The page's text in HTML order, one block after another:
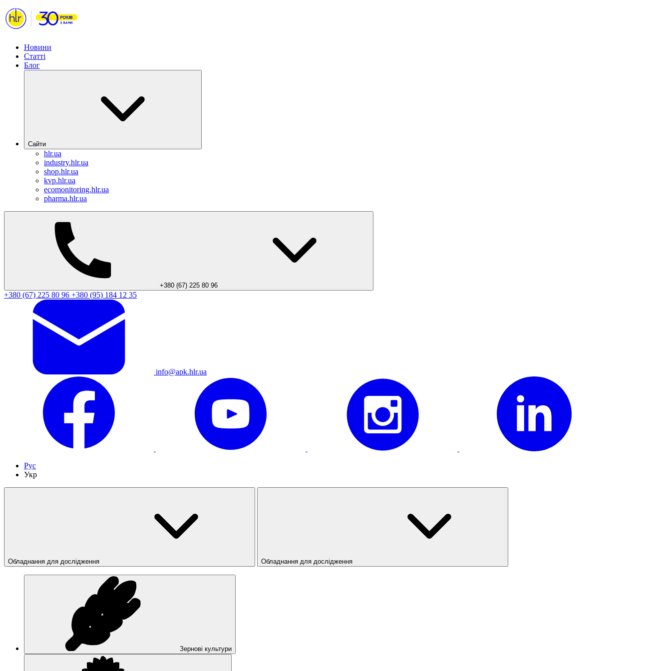
Новини
Статті
Блог
Сайти
hlr.ua
industry.hlr.ua
shop.hlr.ua
kvp.hlr.ua
ecomonitoring.hlr.ua
pharma.hlr.ua
+380 (67) 225 80 96
+380 (67) 225 80 96 +380 (95) 184 12 35
info@apk.hlr.ua
Рус
Укр
Обладнання для дослідження Обладнання для дослідження
Зернові культури